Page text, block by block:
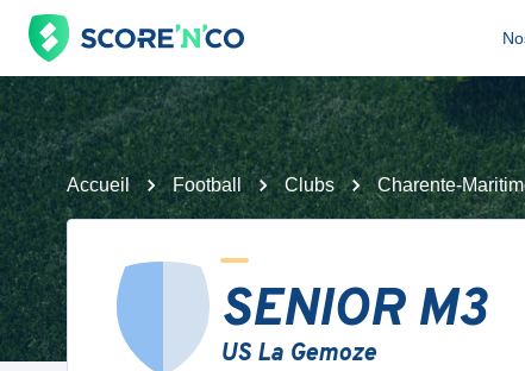
Accueil Football Clubs Charente-
SENIOR M3
US La Gemoze